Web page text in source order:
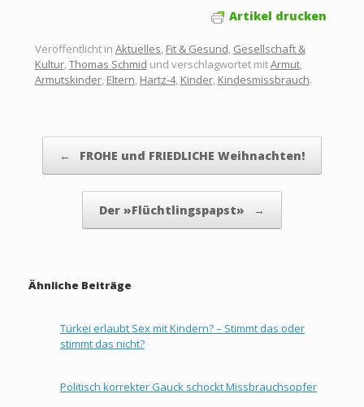
Artikel drucken
Veröffentlicht in Aktuelles, Fit & Gesund, Gesellschaft &
Kultur,Thomas Schmid und verschlagwortet mitArmut,
Armutskinder, Eltern, Hartz-4, Kinder, Kindesmissbrauch.
← FROHE und FRIEDLICHE Weihnachten!
Der »Flüchtlingspapst» →
Ähnliche Beiträge
Türkei erlaubt Sex mit Kindern? – Stimmt das oder
stimmt das nicht?
Politisch korrekter Gauck schockt Missbrauchsopfer